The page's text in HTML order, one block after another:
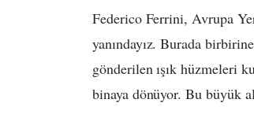
Federico Ferrini, Avrupa
yanındayız. Burada
gönderilen ışık hüzmeleri
binaya dönüyor. Bu büyük